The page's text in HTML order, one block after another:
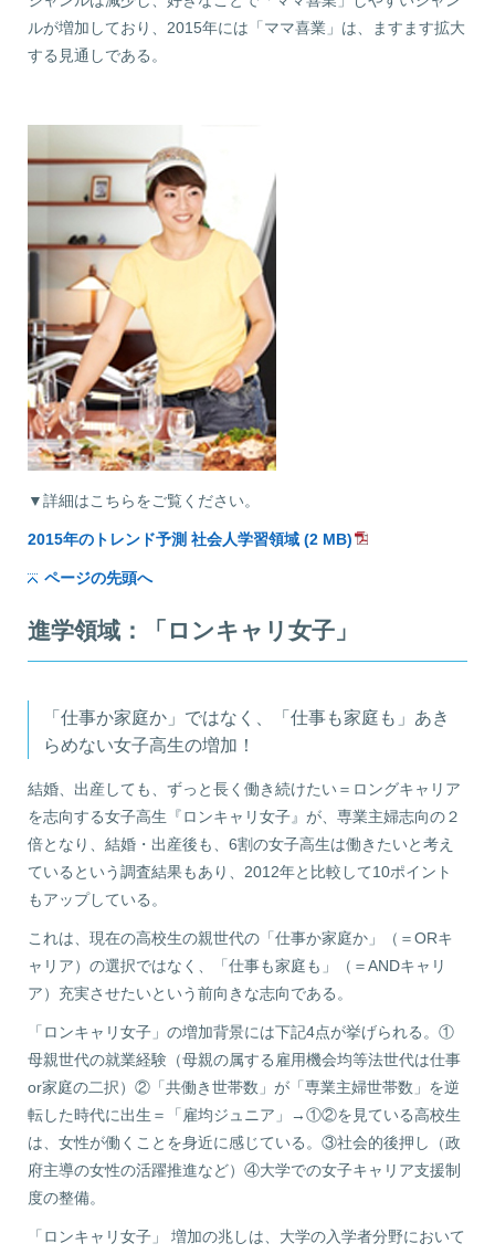
ルが増加しており、2015年には「ママ喜業」は、ますます拡大
する見通しである。
▼詳細はこちらをご覧ください。
2015年のトレンド予測 社会人学習領域 (2 MB)
ページの先頭へ
進学領域：「ロンキャリ女子」
「仕事か家庭か」ではなく、「仕事も家庭も」あき
らめない女子高生の増加！
結婚、出産しても、ずっと長く働き続けたい＝ロングキャリア
を志向する女子高生『ロンキャリ女子』が、専業主婦志向の２
倍となり、結婚・出産後も、6割の女子高生は働きたいと考え
ているという調査結果もあり、2012年と比較して10ポイント
もアップしている。
これは、現在の高校生の親世代の「仕事か家庭か」（＝ORキ
ャリア）の選択ではなく、「仕事も家庭も」（＝ANDキャリ
ア）充実させたいという前向きな志向である。
「ロンキャリ女子」の増加背景には下記4点が挙げられる。①
母親世代の就業経験（母親の属する雇用機会均等法世代は仕事
or家庭の二択）②「共働き世帯数」が「専業主婦世帯数」を逆
転した時代に出生＝「雇均ジュニア」→①②を見ている高校生
は、女性が働くことを身近に感じている。③社会的後押し（政
府主導の女性の活躍推進など）④大学での女子キャリア支援制
度の整備。
「ロンキャリ女子」 増加の兆しは、大学の入学者分野において